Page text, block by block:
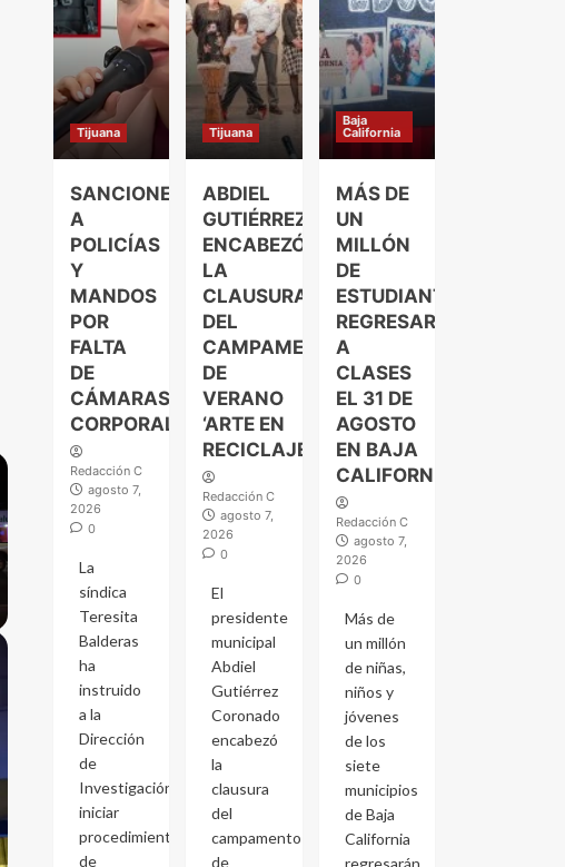
Tijuana
SANCIONES
A
POLICÍAS
Y
MANDOS
POR
FALTA
DE
CÁMARAS
CORPORALES
Redacción C
agosto 7,
2026
0
La
síndica
Teresita
Balderas
ha
instruido
a la
Dirección
de
Investigación
iniciar
procedimientos
de
Tijuana
ABDIEL
GUTIÉRREZ
ENCABEZÓ
LA
CLAUSURA
DEL
CAMPAMENTO
DE
VERANO
‘ARTE EN
RECICLAJE’
Redacción C
agosto 7,
2026
0
El
presidente
municipal
Abdiel
Gutiérrez
Coronado
encabezó
la
clausura
del
campamento
de
Baja
California
MÁS DE
UN
MILLÓN
DE
ESTUDIANTES
REGRESARÁN
A
CLASES
EL 31 DE
AGOSTO
EN BAJA
CALIFORNIA
Redacción C
agosto 7,
2026
0
Más de
un millón
de niñas,
niños y
jóvenes
de los
siete
municipios
de Baja
California
regresarán